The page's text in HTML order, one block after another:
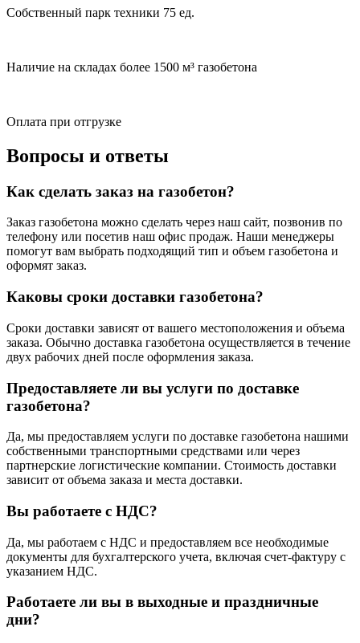
Собственный парк техники 75 ед.
Наличие на складах более 1500 м³ газобетона
Оплата при отгрузке
Вопросы и ответы
Как сделать заказ на газобетон?
Заказ газобетона можно сделать через наш сайт, позвонив по
телефону или посетив наш офис продаж. Наши менеджеры
помогут вам выбрать подходящий тип и объем газобетона и
оформят заказ.
Каковы сроки доставки газобетона?
Сроки доставки зависят от вашего местоположения и объема
заказа. Обычно доставка газобетона осуществляется в течение
двух рабочих дней после оформления заказа.
Предоставляете ли вы услуги по доставке
газобетона?
Да, мы предоставляем услуги по доставке газобетона нашими
собственными транспортными средствами или через
партнерские логистические компании. Стоимость доставки
зависит от объема заказа и места доставки.
Вы работаете с НДС?
Да, мы работаем с НДС и предоставляем все необходимые
документы для бухгалтерского учета, включая счет-фактуру с
указанием НДС.
Работаете ли вы в выходные и праздничные
дни?